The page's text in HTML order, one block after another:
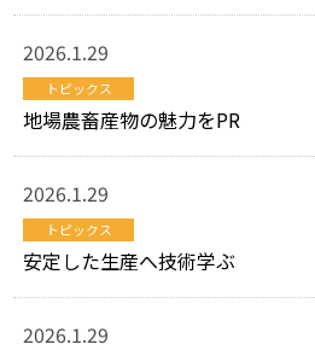
2026.1.29
トピックス
地場農畜産物の魅力をPR
2026.1.29
トピックス
安定した生産へ技術学ぶ
2026.1.29